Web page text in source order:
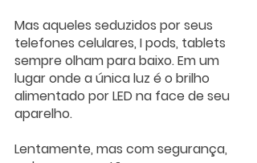
Mas aqueles seduzidos por seus
telefones celulares, I pods, tablets
sempre olham para baixo. Em um
lugar onde a única luz é o brilho
alimentado por LED na face de seu
aparelho.
Lentamente, mas com segurança,